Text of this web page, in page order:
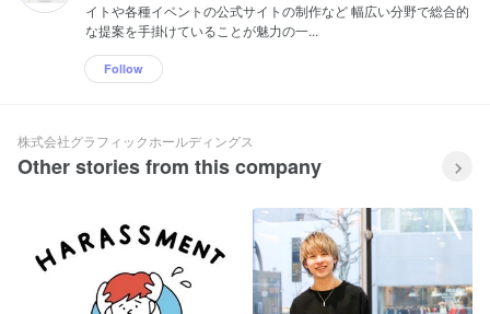
イトや各種イベントの公式サイトの制作など 幅広い分野で総合的
な提案を手掛けていることが魅力の一...
Follow
株式会社グラフィックホールディングス
Other stories from this company